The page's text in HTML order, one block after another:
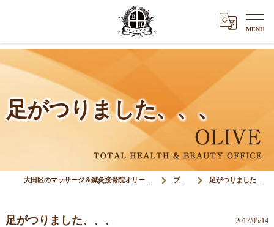
足がつりました、、、
大田区のマッサージ＆鍼灸接骨院オリーブ(Olive) ブログ 足がつりました、、、
足がつりました、、、 2017/05/14